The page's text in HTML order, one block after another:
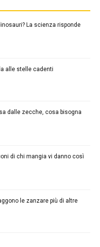
La scienza risponde
alle stelle cadenti
dalle zecche, cosa bisogna
di chi mangia vi danno così
le zanzare più di altre